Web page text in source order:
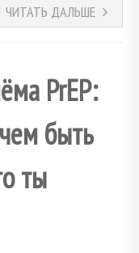
ЧИТАТЬ ДАЛЬШЕ
PrEP:
быть
ты